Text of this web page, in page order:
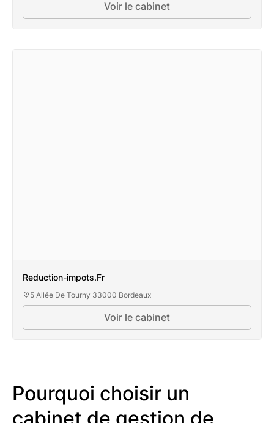
Voir le cabinet
Reduction-impots.Fr
5 Allée De Tourny 33000 Bordeaux
Voir le cabinet
Pourquoi choisir un